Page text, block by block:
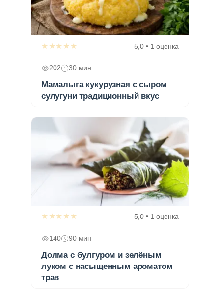
★★★★★ 5,0 • 1 оценка
202 30 мин
Мамалыга кукурузная с сыром
сулугуни традиционный вкус
★★★★★ 5,0 • 1 оценка
140 90 мин
Долма с булгуром и зелёным
луком с насыщенным ароматом
трав